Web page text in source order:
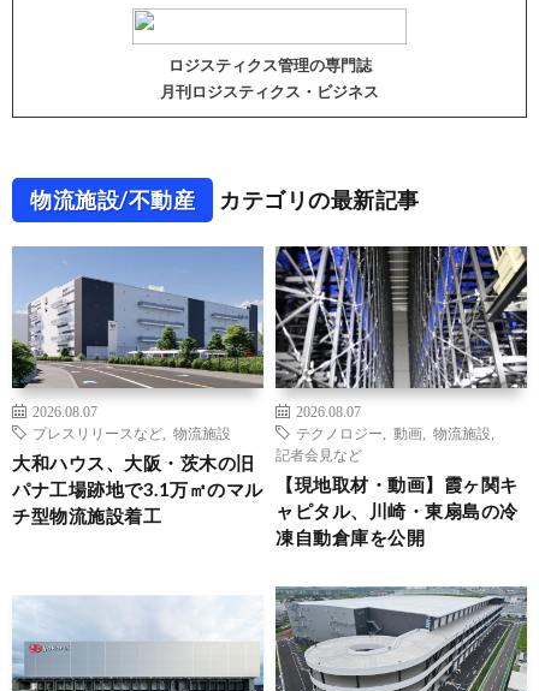
ロジスティクス管理の専門誌
月刊ロジスティクス・ビジネス
物流施設/不動産 カテゴリの最新記事
2026.08.07
プレスリリースなど
物流施設
大和ハウス、大阪・茨木の旧
パナ工場跡地で3.1万㎡のマル
チ型物流施設着工
2026.08.07
テクノロジー
動画 物流施設
記者会見など
【現地取材・動画】霞ヶ関キ
ャピタル、川崎・東扇島の冷
凍自動倉庫を公開